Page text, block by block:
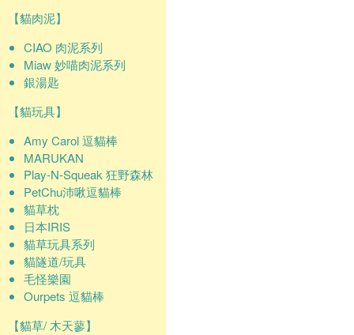
【貓肉泥】
CIAO 肉泥系列
Miaw 妙喵肉泥系列
銀湯匙
【貓玩具】
Amy Carol 逗貓棒
MARUKAN
Play-N-Squeak 狂野森林
PetChu沛啾逗貓棒
貓草枕
日本IRIS
貓草玩具系列
貓隧道/玩具
毛怪樂園
Ourpets 逗貓棒
【貓草/ 木天蓼】